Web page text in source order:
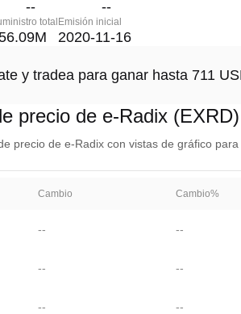
-- --
total Emisión inicial
2020-11-16
y tradea para ganar hasta 711
precio de e-Radix (EXRD)
precio de e-Radix con vistas de gráfico
Cambio Cambio%
-- --
-- --
-- --